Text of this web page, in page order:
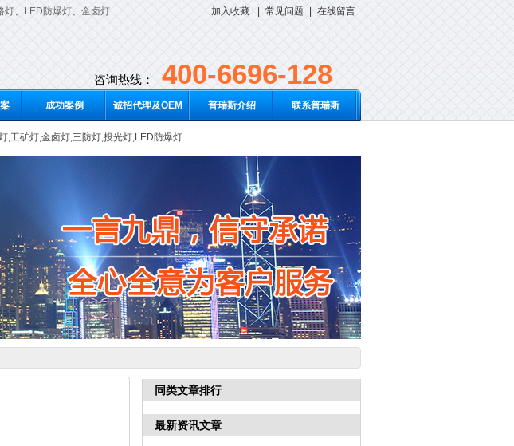
加入收藏 常见问题 在线留言
灯、 LED防爆灯、 金卤灯
咨询热线： 400-6696-128
成功案例 诚招代理及OEM 普瑞斯介绍 联系普瑞斯
,工矿灯,金卤灯,三防灯,投光灯,LED防爆灯
同类文章排行
最新资讯文章